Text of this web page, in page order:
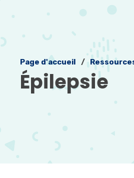
Page d'accueil
Épilepsie